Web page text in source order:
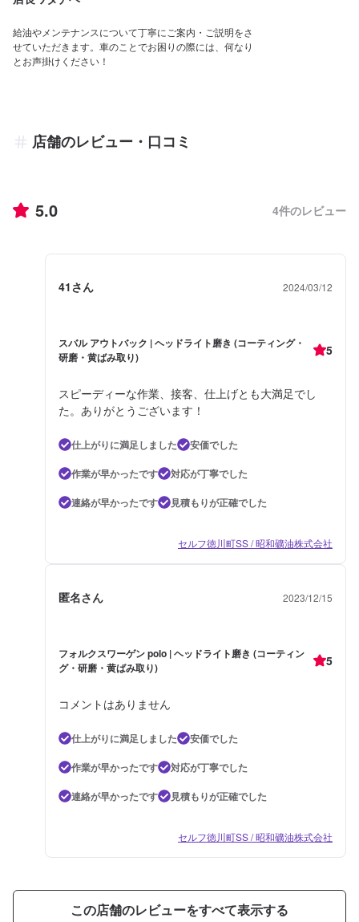
給油やメンテナンスについて丁寧にご案内・ご説明をさ
せていただきます。車のことでお困りの際には、何なり
とお声掛けください！
店舗のレビュー・口コミ
5.0 4件のレビュー
41さん 2024/03/12
スバル アウトバック | ヘッドライト磨き (コーティング・
研磨・黄ばみ取り)
5
スピーディーな作業、接客、仕上げとも大満足でし
た。ありがとうございます！
仕上がりに満足しました
安価でした
作業が早かったです
対応が丁寧でした
連絡が早かったです
見積もりが正確でした
セルフ徳川町SS / 昭和礦油株式会社
匿名さん 2023/12/15
フォルクスワーゲン polo | ヘッドライト磨き (コーティン
グ・研磨・黄ばみ取り)
5
コメントはありません
仕上がりに満足しました
安価でした
作業が早かったです
対応が丁寧でした
連絡が早かったです
見積もりが正確でした
セルフ徳川町SS / 昭和礦油株式会社
この店舗のレビューをすべて表示する